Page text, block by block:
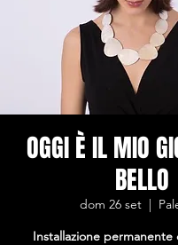
OGGI È IL MIO
BELLO
dom 26 set
  |
Installazione permanente